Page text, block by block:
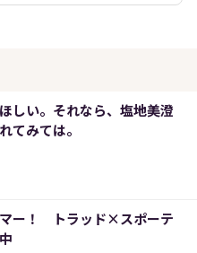
しい。それなら、塩地美澄
てみては。
ー！ トラッド×スポーテ